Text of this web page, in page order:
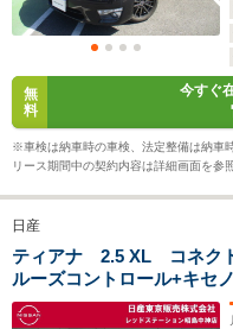
WLTCモード
燃費
排気量
駆動方式 FF
無
料
今すぐ
※車検は納車時の車検、法定整備は納車
リース期間中の契約内容は詳細画面を参
日産
ティアナ 2.5 XL コネク
ルーズコントロール+キセ